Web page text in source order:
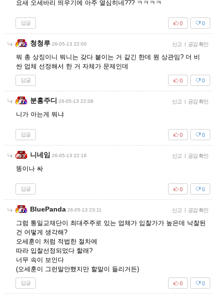
요새 오세바리 띄우기에 아주 열심히네??? ㅋㅋㅋㅋ
답글 0
0
청청루 26-05-13 22:00 신고 공감 확인
뭐 총 상징이니 뭐니는 갖다 붙이는 거 같긴 한데 뭔 상관임? 더 비
싼 업체 선정해서 한 거 자체가 문제인데
답글 0
0
분홍주디 26-05-13 22:08 신고 공감 확인
니가 아는게 뭐냐
답글 0
0
니네임 26-05-13 22:16 신고 공감 확인
똥이나 싸
답글 0
0
BluePanda 26-05-13 23:11 신고 공감 확인
그럼 통일교재단이 최대주주로 있는 업체가 입찰가가 높은데 낙찰된
건 어떻게 생각해?
오세훈이 처럼 적법한 절차에
따라 입찰선정되었다 할래?
너무 속이 보인다
(오세훈이 그런말안했지만 할말이 들리거든)
답글 0
0